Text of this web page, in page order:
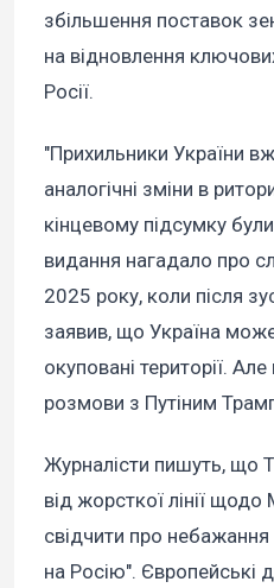
збільшення поставок
на відновлення
Росії.
"Прихильники України
аналогічні зміни в
кінцевому підсумку
видання нагадало про
2025 року, коли після
заявив, що Україна
окуповані території.
розмови з Путіним
Журналісти пишуть, що
від жорсткої лінії
свідчити про
на Росію". Європейські